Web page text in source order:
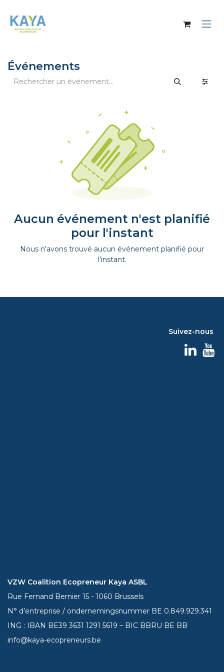
Événements
Aucun événement n'est planifié
pour l'instant
Nous n'avons trouvé aucun événement planifié pour
l'instant.
Suivez-nous
VZW Coalition Ecopreneur Kaya ASBL
Rue Fernand Bernier 15 - 1060 Brussels
N° d’entreprise / ondernemingsnummer BE 0.849.929.341
ING : IBAN BE393631 1291 5619 – BIC BBRU BE BB
info@kaya-ecopreneurs.be